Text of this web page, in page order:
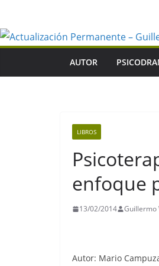
contenido
AUTOR
LIBROS
enfoque
13/02/2014 Guillermo
Autor: Mario